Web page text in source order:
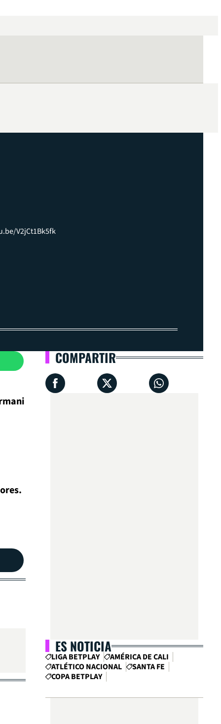
V2jCt1Bk5fk
COMPARTIR
ES NOTICIA
LIGA BETPLAY
AMÉRICA DE CALI
ATLÉTICO NACIONAL
SANTA FE
COPA BETPLAY